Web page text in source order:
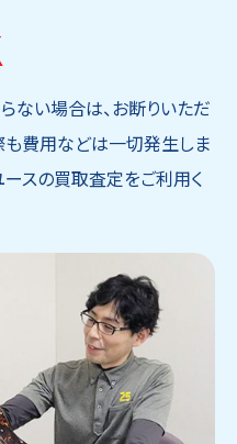
フリーダイヤル
0120-1212-25
ない場合は、お断りいただ
も費用などは一切発生しま
スの買取査定をご利用く